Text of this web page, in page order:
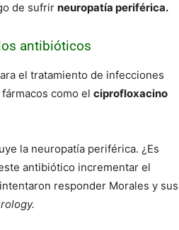
de sufrir neuropatía periférica.
antibióticos
el tratamiento de infecciones
como el ciprofloxacino
la neuropatía periférica. ¿Es
antibiótico incrementar el
responder Morales y sus